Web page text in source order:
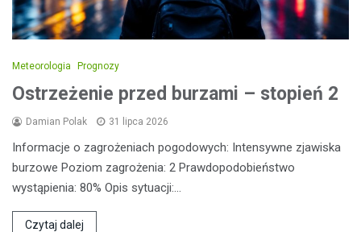
Meteorologia Prognozy
Ostrzeżenie przed burzami – stopień 2
Damian Polak 31 lipca 2026
Informacje o zagrożeniach pogodowych: Intensywne zjawiska
burzowe Poziom zagrożenia: 2 Prawdopodobieństwo
wystąpienia: 80% Opis sytuacji:…
Czytaj dalej